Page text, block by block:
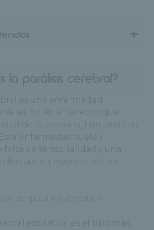
es una enfermedad
lesión en el cerebro que
de la persona, limitando su
enfermedad suele ir
falta de sensorialidad y una
en mayor o menor
de parálisis cerebral:
espástica: es el tipo más